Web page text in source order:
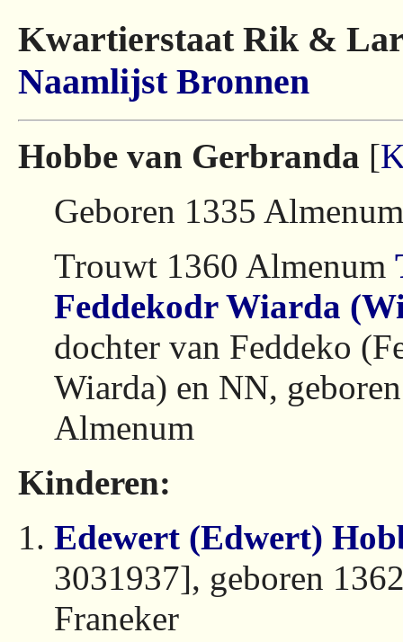
Kwartierstaat Rik &
Naamlijst Bronnen
Hobbe van Gerbranda [
Geboren 1335
Trouwt 1360 Almenum
Feddekodr Wiarda
dochter van Feddeko
Wiarda) en NN,
Almenum
Kinderen:
Edewert (Edwert)
3031937], geboren
Franeker